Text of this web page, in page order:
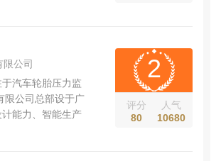
公司
汽车轮胎压力监
限公司总部设于广
能力、智能生产
2
评分
80
人气
10680